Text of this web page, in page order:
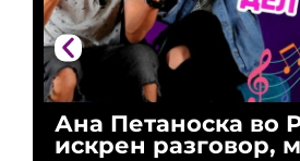
Ана Петаноска во
искрен разговор,